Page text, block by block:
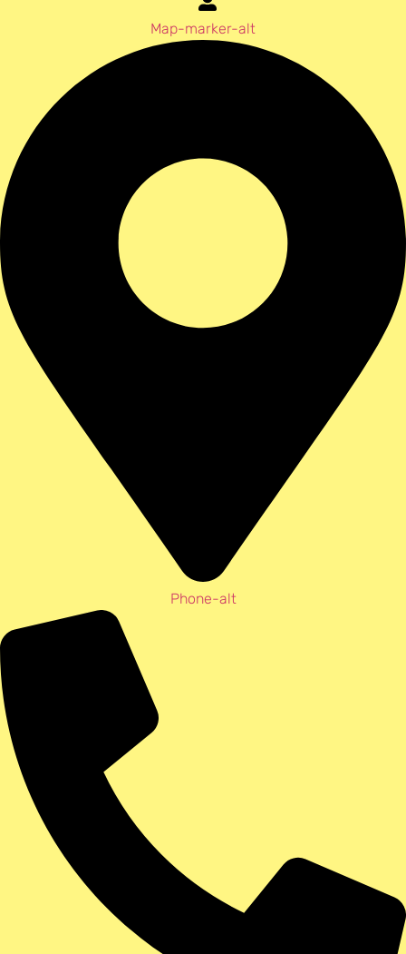
Map-marker-alt
Phone-alt